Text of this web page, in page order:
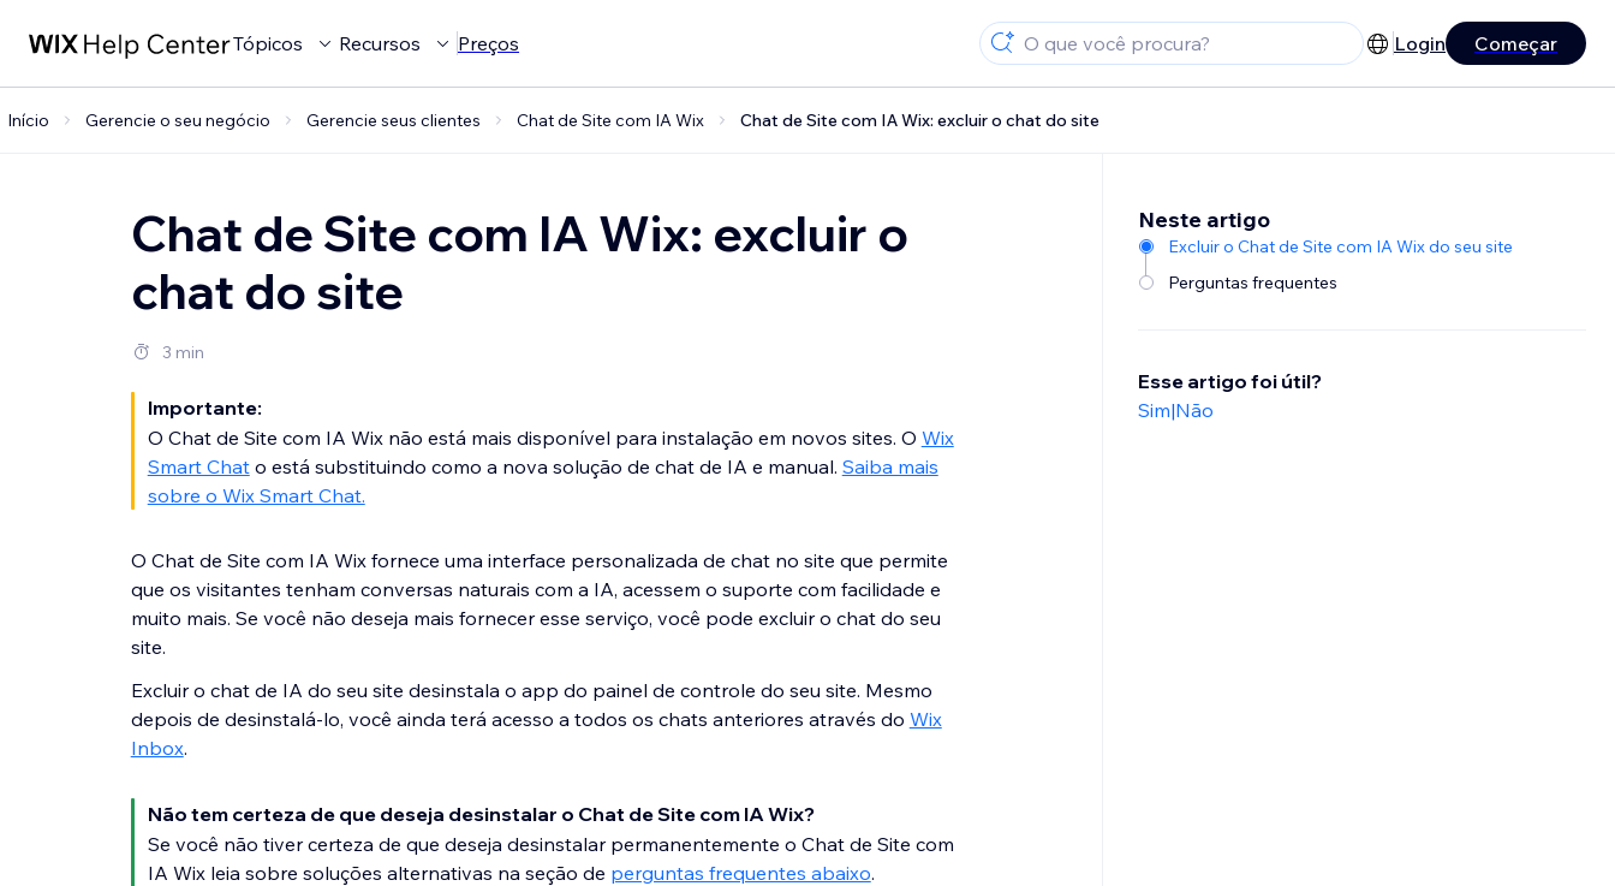
Tópicos Recursos Preços Login Começar
Início Gerencie o seu negócio Gerencie seus clientes Chat de Site com IA Wix Chat de Site com IA Wix: excluir o chat do site
Chat de Site com IA Wix: excluir o
chat do site
3 min
Importante:
O Chat de Site com IA Wix não está mais disponível para instalação em novos sites. O Wix
Smart Chato está substituindo como a nova solução de chat de IA e manual. Saiba mais
sobre o Wix Smart Chat.
O Chat de Site com IA Wix fornece uma interface personalizada de chat no site que permite
que os visitantes tenham conversas naturais com a IA, acessem o suporte com facilidade e
muito mais. Se você não deseja mais fornecer esse serviço, você pode excluir o chat do seu
site.
Excluir o chat de IA do seu site desinstala o app do painel de controle do seu site. Mesmo
depois de desinstalá-lo, você ainda terá acesso a todos os chats anteriores através do Wix
Inbox.
Não tem certeza de que deseja desinstalar o Chat de Site com IA Wix?
Se você não tiver certeza de que deseja desinstalar permanentemente o Chat de Site com
IA Wix leia sobre soluções alternativas na seção de perguntas frequentes abaixo.
Neste artigo
Excluir o Chat de Site com IA Wix do seu site
Perguntas frequentes
Esse artigo foi útil?
Sim|Não